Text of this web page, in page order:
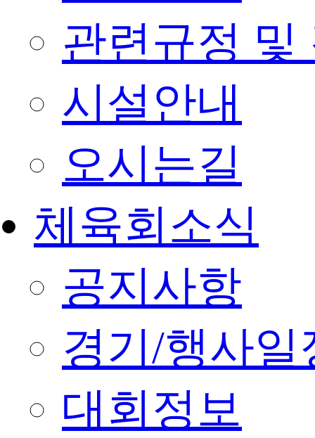
관련규정 및
시설안내
오시는길
체육회소식
공지사항
경기/행사일
대회정보